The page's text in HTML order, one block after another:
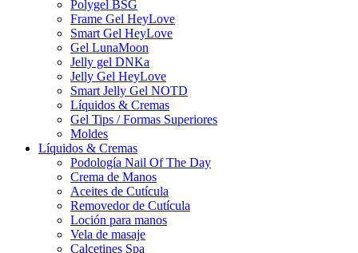
Polygel BSG
Frame Gel HeyLove
Smart Gel HeyLove
Gel LunaMoon
Jelly gel DNKa
Jelly Gel HeyLove
Smart Jelly Gel NOTD
Líquidos & Cremas
Gel Tips / Formas Superiores
Moldes
Líquidos & Cremas
Podología Nail Of The Day
Crema de Manos
Aceites de Cutícula
Removedor de Cutícula
Loción para manos
Vela de masaje
Calcetines Spa